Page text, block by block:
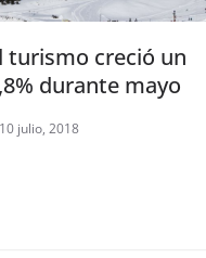
turismo creció un
durante mayo
10 julio, 2018